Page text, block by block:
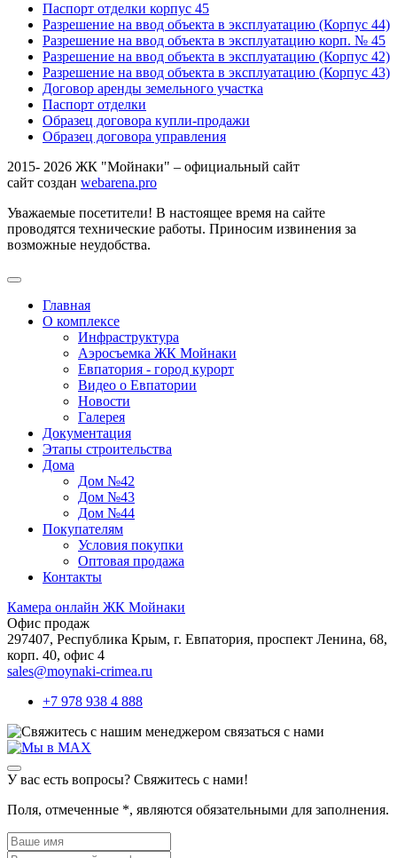
Паспорт отделки корпус 45
Разрешение на ввод объекта в эксплуатацию (Корпус 44)
Разрешение на ввод объекта в эксплуатацию корп. № 45
Разрешение на ввод объекта в эксплуатацию (Корпус 42)
Разрешение на ввод объекта в эксплуатацию (Корпус 43)
Договор аренды земельного участка
Паспорт отделки
Образец договора купли-продажи
Образец договора управления
2015- 2026 ЖК "Мойнаки" – официальный сайт
сайт создан webarena.pro
Уважаемые посетители! В настоящее время на сайте
проводятся технические работы. Приносим извинения за
возможные неудобства.
Главная
О комплексе
Инфраструктура
Аэросъемка ЖК Мойнаки
Евпатория - город курорт
Видео о Евпатории
Новости
Галерея
Документация
Этапы строительства
Дома
Дом №42
Дом №43
Дом №44
Покупателям
Условия покупки
Оптовая продажа
Контакты
Камера онлайн ЖК Мойнаки
Офис продаж
297407, Республика Крым, г. Евпатория, проспект Ленина, 68,
корп. 40, офис 4
sales@moynaki-crimea.ru
+7 978 938 4 888
связаться с нами
У вас есть вопросы? Свяжитесь с нами!
Поля, отмеченные *, являются обязательными для заполнения.